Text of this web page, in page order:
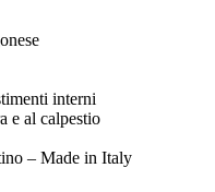
interni
e al calpestio
– Made in Italy